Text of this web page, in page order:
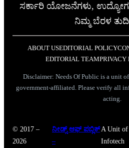
ಸರ್ಕಾರಿ ಯೋಜನೆಗಳು, ಉದ್ಯೋಗ
ನಿಮ್ಮ ಬೆರಳ
ABOUT USEDITORIAL POLICY
EDITORIAL TEAMPRIVACY
Disclaimer: Needs Of Public is a unit
government-affiliated. Please verify all
acting.
© 2017 –
2026
ನೀಡ್ಸ್ ಆಫ್ ಪಬ್ಲಿಕ್
–
A Unit
Infotech